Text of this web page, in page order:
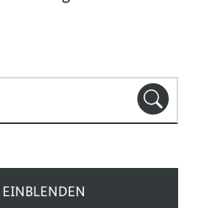
EINBLENDEN